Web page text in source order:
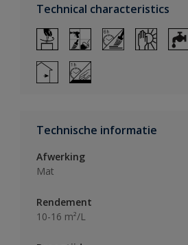
Technical characteristics
Technische informatie
Afwerking
Mat
Rendement
10-16 m²/L